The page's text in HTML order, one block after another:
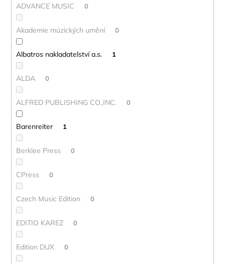
ADVANCE MUSIC 0
Akademie múzických umění 0
Albatros nakladatelství a.s. 1
ALDA 0
ALFRED PUBLISHING CO.,INC. 0
Barenreiter 1
Berklee Press 0
CPress 0
Czech Music Edition 0
EDITIO KAREZ 0
Edition DUX 0